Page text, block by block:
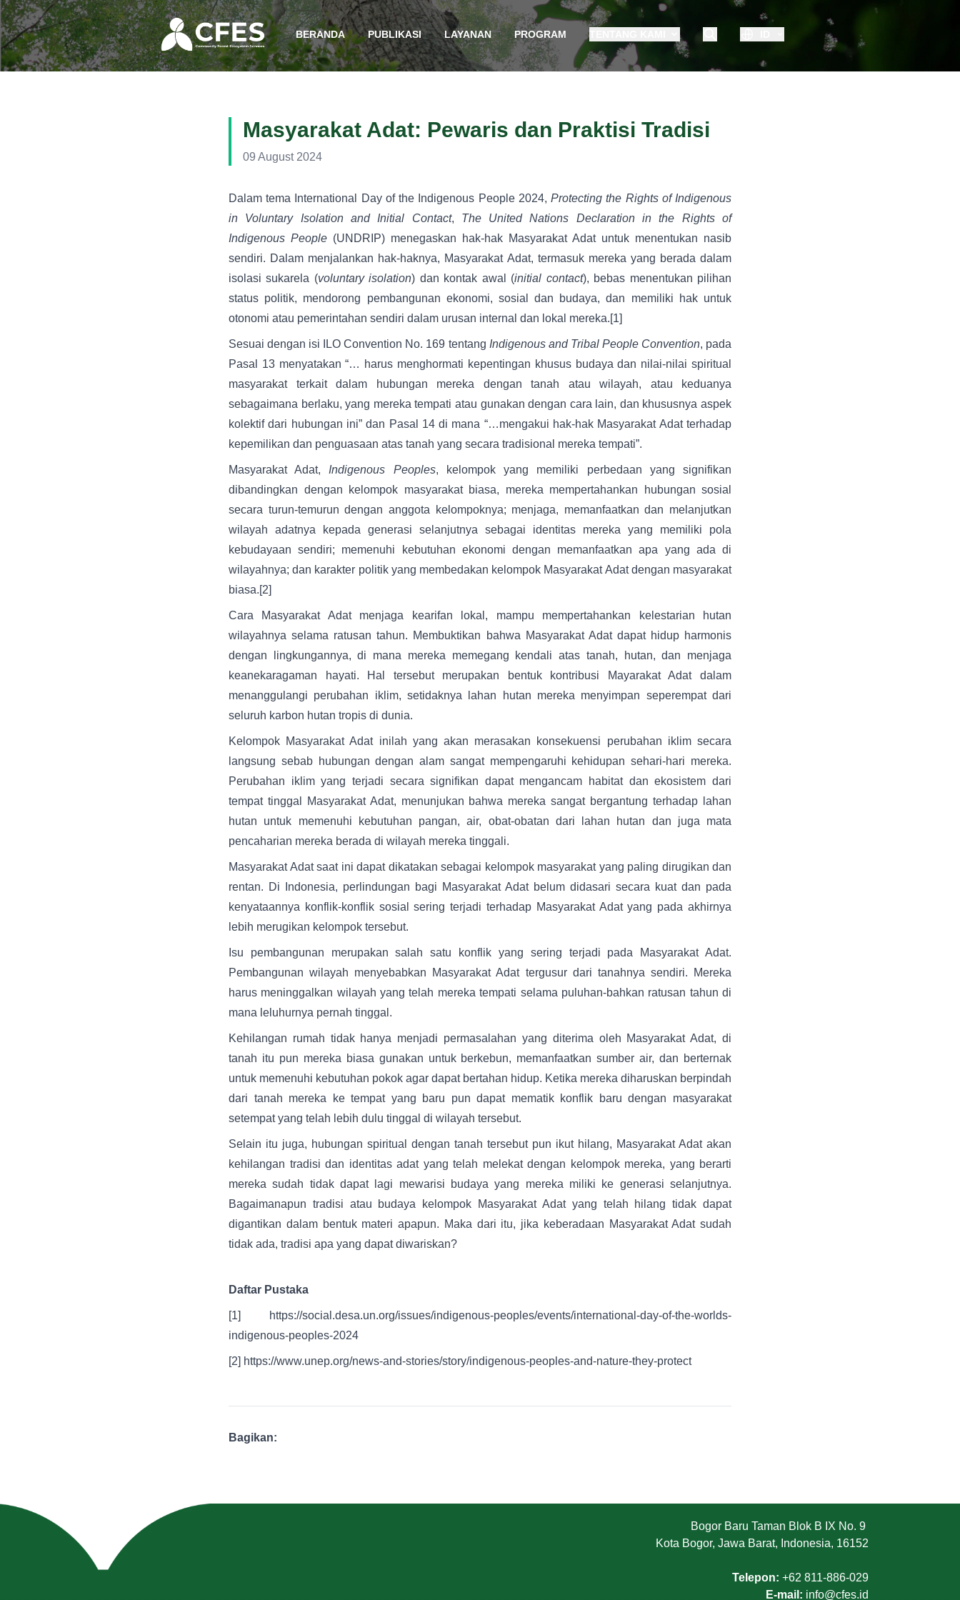
BERANDA PUBLIKASI LAYANAN PROGRAM TENTANG KAMI
Masyarakat Adat: Pewaris dan Praktisi Tradisi
09 August 2024
Dalam tema International Day of the Indigenous People 2024,Protecting the Rights of Indigenous
in Voluntary Isolation and Initial Contact, The United Nations Declaration in the Rights of
Indigenous People (UNDRIP) menegaskan hak-hak Masyarakat Adat untuk menentukan nasib
sendiri. Dalam menjalankan hak-haknya, Masyarakat Adat, termasuk mereka yang berada dalam
isolasi sukarela (voluntary isolation) dan kontak awal (initial contact), bebas menentukan pilihan
status politik, mendorong pembangunan ekonomi, sosial dan budaya, dan memiliki hak untuk
otonomi atau pemerintahan sendiri dalam urusan internal dan lokal mereka.[1]
Sesuai dengan isi ILO Convention No. 169 tentang Indigenous and Tribal People Convention, pada
Pasal 13 menyatakan “… harus menghormati kepentingan khusus budaya dan nilai-nilai spiritual
masyarakat terkait dalam hubungan mereka dengan tanah atau wilayah, atau keduanya
sebagaimana berlaku, yang mereka tempati atau gunakan dengan cara lain, dan khususnya aspek
kolektif dari hubungan ini” dan Pasal 14 di mana “…mengakui hak-hak Masyarakat Adat terhadap
kepemilikan dan penguasaan atas tanah yang secara tradisional mereka tempati”.
Masyarakat Adat, Indigenous Peoples, kelompok yang memiliki perbedaan yang signifikan
dibandingkan dengan kelompok masyarakat biasa, mereka mempertahankan hubungan sosial
secara turun-temurun dengan anggota kelompoknya; menjaga, memanfaatkan dan melanjutkan
wilayah adatnya kepada generasi selanjutnya sebagai identitas mereka yang memiliki pola
kebudayaan sendiri; memenuhi kebutuhan ekonomi dengan memanfaatkan apa yang ada di
wilayahnya; dan karakter politik yang membedakan kelompok Masyarakat Adat dengan masyarakat
biasa.[2]
Cara Masyarakat Adat menjaga kearifan lokal, mampu mempertahankan kelestarian hutan
wilayahnya selama ratusan tahun. Membuktikan bahwa Masyarakat Adat dapat hidup harmonis
dengan lingkungannya, di mana mereka memegang kendali atas tanah, hutan, dan menjaga
keanekaragaman hayati. Hal tersebut merupakan bentuk kontribusi Mayarakat Adat dalam
menanggulangi perubahan iklim, setidaknya lahan hutan mereka menyimpan seperempat dari
seluruh karbon hutan tropis di dunia.
Kelompok Masyarakat Adat inilah yang akan merasakan konsekuensi perubahan iklim secara
langsung sebab hubungan dengan alam sangat mempengaruhi kehidupan sehari-hari mereka.
Perubahan iklim yang terjadi secara signifikan dapat mengancam habitat dan ekosistem dari
tempat tinggal Masyarakat Adat, menunjukan bahwa mereka sangat bergantung terhadap lahan
hutan untuk memenuhi kebutuhan pangan, air, obat-obatan dari lahan hutan dan juga mata
pencaharian mereka berada di wilayah mereka tinggali.
Masyarakat Adat saat ini dapat dikatakan sebagai kelompok masyarakat yang paling dirugikan dan
rentan. Di Indonesia, perlindungan bagi Masyarakat Adat belum didasari secara kuat dan pada
kenyataannya konflik-konflik sosial sering terjadi terhadap Masyarakat Adat yang pada akhirnya
lebih merugikan kelompok tersebut.
Isu pembangunan merupakan salah satu konflik yang sering terjadi pada Masyarakat Adat.
Pembangunan wilayah menyebabkan Masyarakat Adat tergusur dari tanahnya sendiri. Mereka
harus meninggalkan wilayah yang telah mereka tempati selama puluhan-bahkan ratusan tahun di
mana leluhurnya pernah tinggal.
Kehilangan rumah tidak hanya menjadi permasalahan yang diterima oleh Masyarakat Adat, di
tanah itu pun mereka biasa gunakan untuk berkebun, memanfaatkan sumber air, dan berternak
untuk memenuhi kebutuhan pokok agar dapat bertahan hidup. Ketika mereka diharuskan berpindah
dari tanah mereka ke tempat yang baru pun dapat mematik konflik baru dengan masyarakat
setempat yang telah lebih dulu tinggal di wilayah tersebut.
Selain itu juga, hubungan spiritual dengan tanah tersebut pun ikut hilang, Masyarakat Adat akan
kehilangan tradisi dan identitas adat yang telah melekat dengan kelompok mereka, yang berarti
mereka sudah tidak dapat lagi mewarisi budaya yang mereka miliki ke generasi selanjutnya.
Bagaimanapun tradisi atau budaya kelompok Masyarakat Adat yang telah hilang tidak dapat
digantikan dalam bentuk materi apapun. Maka dari itu, jika keberadaan Masyarakat Adat sudah
tidak ada, tradisi apa yang dapat diwariskan?
Daftar Pustaka
[1]
https://social.desa.un.org/issues/indigenous-peoples/events/international-day-of-the-worlds-
indigenous-peoples-2024
[2] https://www.unep.org/news-and-stories/story/indigenous-peoples-and-nature-they-protect
Bagikan:
Bogor Baru Taman Blok B IX No. 9
Kota Bogor, Jawa Barat, Indonesia, 16152
Telepon: +62 811-886-029
E-mail: info@cfes.id